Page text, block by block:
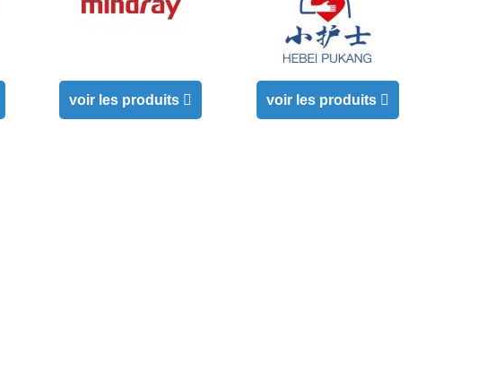
voir les produits voir les produits